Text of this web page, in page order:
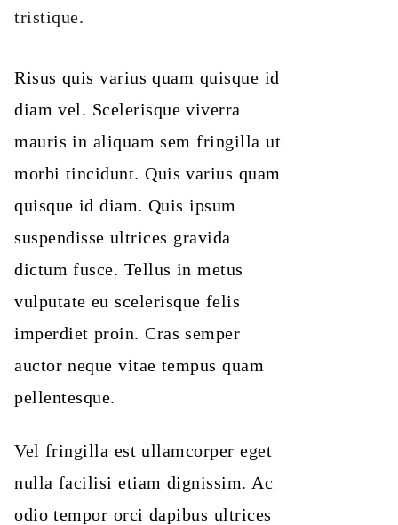
tristique.
Risus quis varius quam quisque id
diam vel. Scelerisque viverra
mauris in aliquam sem fringilla ut
morbi tincidunt. Quis varius quam
quisque id diam. Quis ipsum
suspendisse ultrices gravida
dictum fusce. Tellus in metus
vulputate eu scelerisque felis
imperdiet proin. Cras semper
auctor neque vitae tempus quam
pellentesque.
Vel fringilla est ullamcorper eget
nulla facilisi etiam dignissim. Ac
odio tempor orci dapibus ultrices